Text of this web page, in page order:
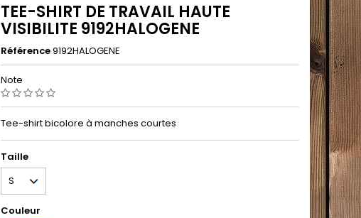
TEE-SHIRT DE TRAVAIL HAUTE
VISIBILITE 9192HALOGENE
Référence9192HALOGENE
Note
Tee-shirt bicolore à manches courtes
Taille
Couleur